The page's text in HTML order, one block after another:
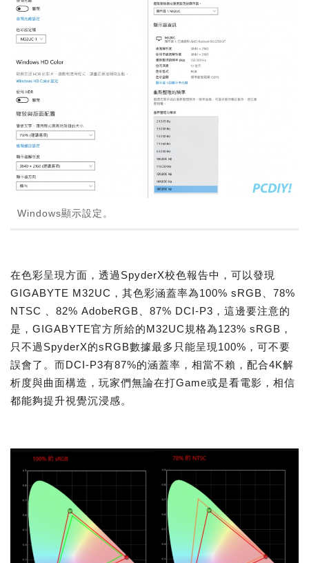
Windows顯示設定。
在色彩呈現方面，透過SpyderX校色報告中，可以發現
GIGABYTE M32UC，其色彩涵蓋率為100% sRGB、78%
NTSC 、82% AdobeRGB、87% DCI-P3，這邊要注意的
是，GIGABYTE官方所給的M32UC規格為123% sRGB，
只不過SpyderX的sRGB數據最多只能呈現100%，可不要
誤會了。而DCI-P3有87%的涵蓋率，相當不賴，配合4K解
析度與曲面構造，玩家們無論在打Game或是看電影，相信
都能夠提升視覺沉浸感。